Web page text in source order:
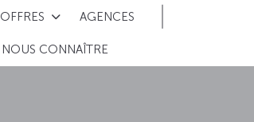
OFFRES AGENCES
NOUS CONNAÎTRE